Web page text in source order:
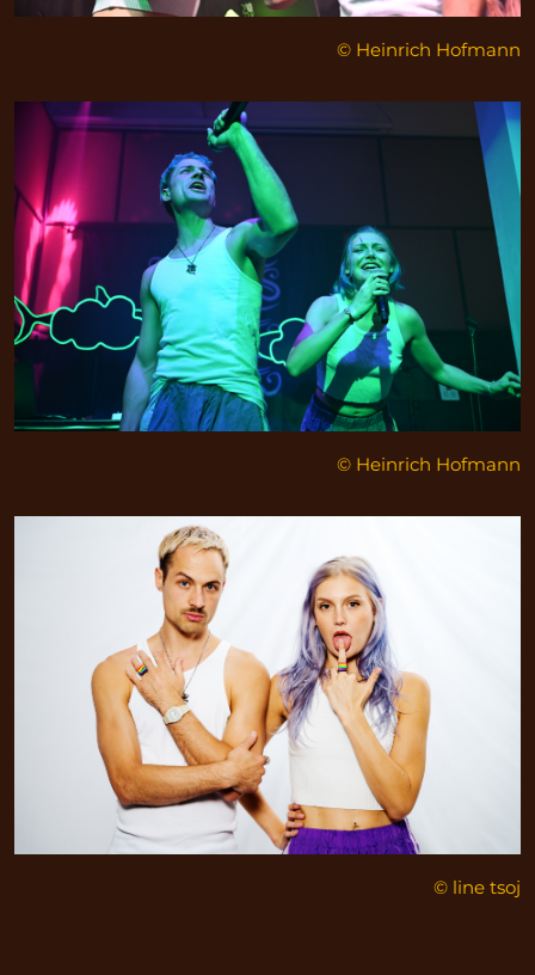
© Heinrich Hofmann
© Heinrich Hofmann
© line tsoj